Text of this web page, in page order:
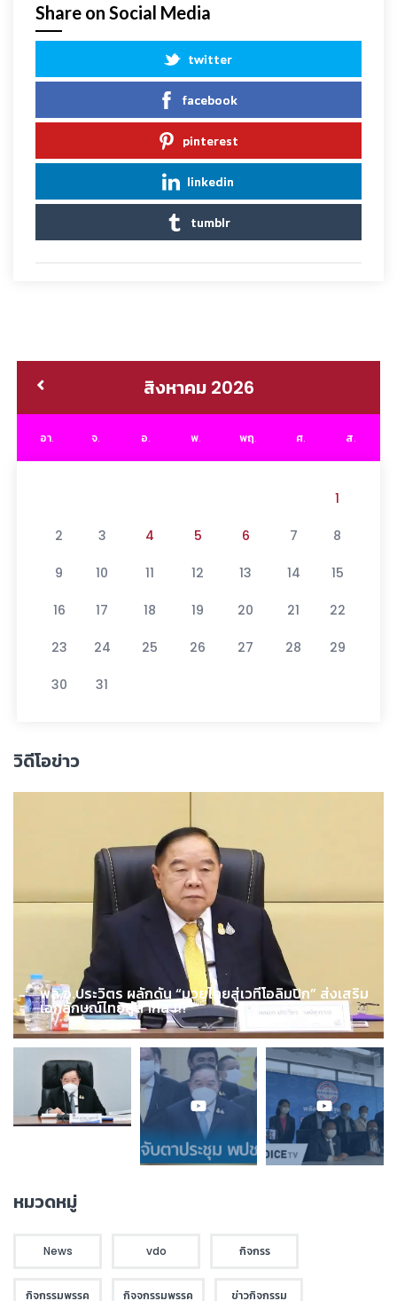
Share on Social Media
twitter
facebook
pinterest
linkedin
tumblr
สิงหาคม 2026
อา. จ. อ. พ. พฤ. ศ. ส.
1
2 3 4 5 6 7 8
9 10 11 12 13 14 15
16 17 18 19 20 21 22
23 24 25 26 27 28 29
30 31
วิดีโอข่าว
พล.อ.ประวิตร ผลักดัน “มวยไทยสู่เวทีโอลิมปิก” ส่งเสริม
เอกลักษณ์ไทยสู่สากล !!!
หมวดหมู่
News vdo กิจกรร
กิจกรรมพรรค กิจจกรรมพรรค ข่าวกิจกรรม